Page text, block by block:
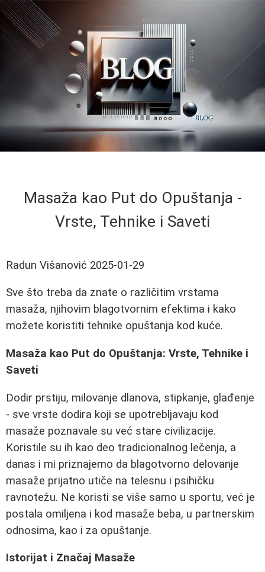
Masaža kao Put do Opuštanja -
Vrste, Tehnike i Saveti
Radun Višanović 2025-01-29
Sve što treba da znate o različitim vrstama
masaža, njihovim blagotvornim efektima i kako
možete koristiti tehnike opuštanja kod kuće.
Masaža kao Put do Opuštanja: Vrste, Tehnike i
Saveti
Dodir prstiju, milovanje dlanova, stipkanje, glađenje
- sve vrste dodira koji se upotrebljavaju kod
masaže poznavale su već stare civilizacije.
Koristile su ih kao deo tradicionalnog lečenja, a
danas i mi priznajemo da blagotvorno delovanje
masaže prijatno utiče na telesnu i psihičku
ravnotežu. Ne koristi se više samo u sportu, već je
postala omiljena i kod masaže beba, u partnerskim
odnosima, kao i za opuštanje.
Istorijat i Značaj Masaže